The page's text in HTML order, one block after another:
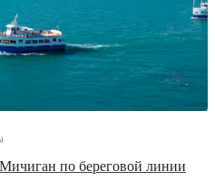
по береговой линии